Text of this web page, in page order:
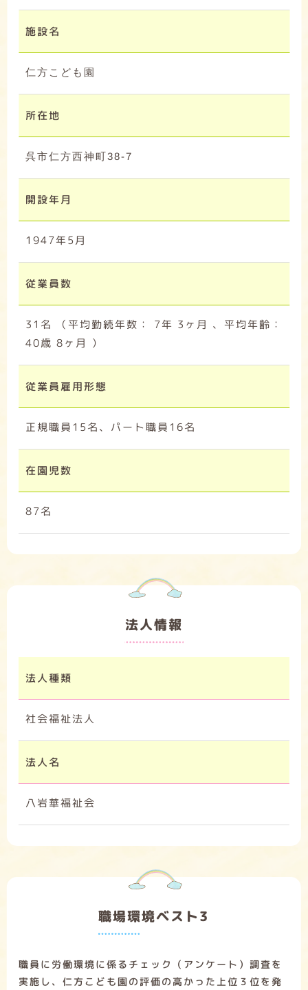
施設名
仁方こども園
所在地
呉市仁方西神町38-7
開設年月
1947年5月
従業員数
31名 （平均勤続年数： 7年 3ヶ月 、平均年齢：
40歳 8ヶ月 ）
従業員雇用形態
正規職員15名、パート職員16名
在園児数
87名
法人情報
法人種類
社会福祉法人
法人名
八岩華福祉会
職場環境ベスト3
職員に労働環境に係るチェック（アンケート）調査を
実施し、仁方こども園の評価の高かった上位３位を発